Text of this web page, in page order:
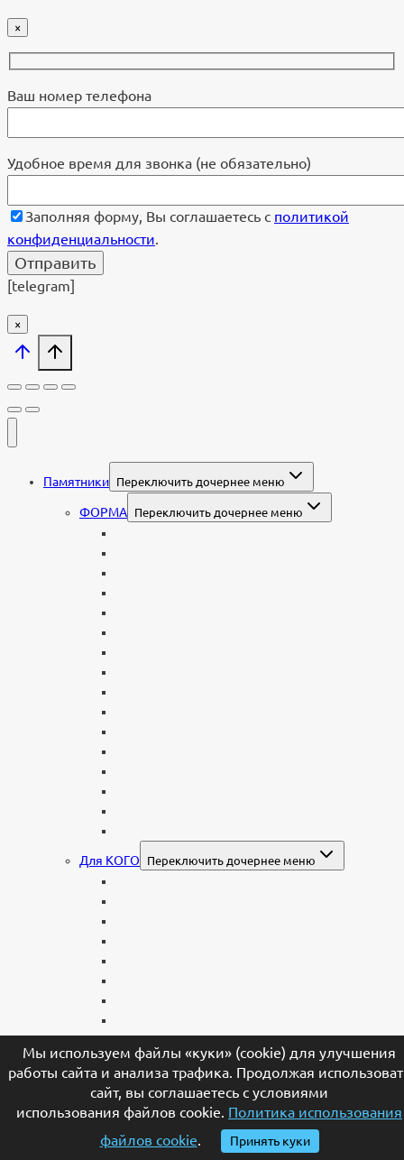
Мы используем файлы «куки» (cookie) для улучшения
работы сайта и анализа трафика. Продолжая
сайт, вы соглашаетесь с условиями
использования файлов cookie. Политика использования
файлов cookie. Принять куки
×
Ваш номер телефона
Удобное время для звонка (не обязательно)
Заполняя форму, Вы соглашаетесь с политикой
конфиденциальности.
[telegram]
×
Памятники Переключить дочернее меню
ФОРМА Переключить дочернее меню
Для КОГО Переключить дочернее меню
Европейские
МАТЕРИАЛЫ Переключить дочернее меню
Стеклянные
Мраморные
Цветные